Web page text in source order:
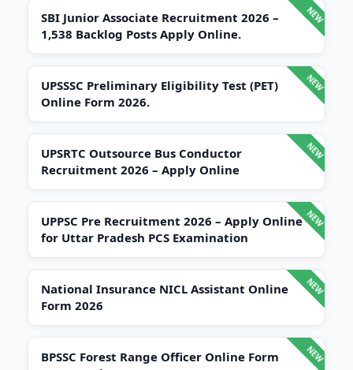
SBI Junior Associate Recruitment 2026 –
1,538 Backlog Posts Apply Online.
UPSSSC Preliminary Eligibility Test (PET)
Online Form 2026.
UPSRTC Outsource Bus Conductor
Recruitment 2026 – Apply Online
UPPSC Pre Recruitment 2026 – Apply Online
for Uttar Pradesh PCS Examination
National Insurance NICL Assistant Online
Form 2026
BPSSC Forest Range Officer Online Form